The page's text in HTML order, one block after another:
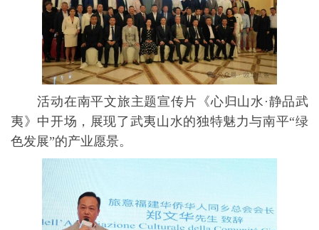
活动在南平文旅主题宣传片《心归山水·静品武
夷》中开场，展现了武夷山水的独特魅力与南平“绿
色发展”的产业愿景。